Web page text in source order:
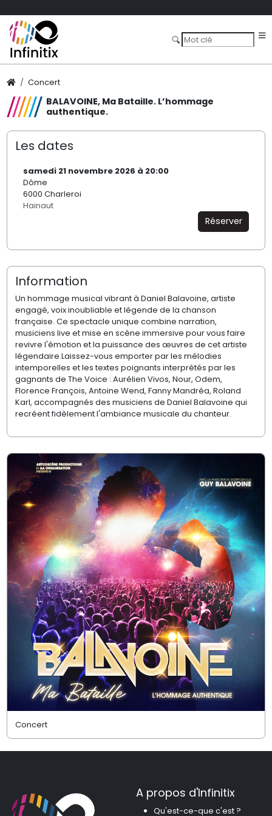
Concert
BALAVOINE, Ma Bataille. L’hommage
authentique.
Les dates
samedi 21 novembre 2026 à 20:00
Dôme
6000 Charleroi
Hainaut
Réserver
Information
Un hommage musical vibrant à Daniel Balavoine, artiste
engagé, voix inoubliable et légende de la chanson
française. Ce spectacle unique combine narration,
musiciens live et mise en scène immersive pour vous faire
revivre l'émotion et la puissance des œuvres de cet artiste
légendaire.Laissez-vous emporter par les mélodies
intemporelles et les textes poignants interprétés par les
gagnants de The Voice : Aurélien Vivos, Nour, Odem,
Florence François, Antoine Wend, Fanny Mandréa, Roland
Karl, accompagnés des musiciens de Daniel Balavoine qui
recréent fidèlement l'ambiance musicale du chanteur.
Concert
A propos d'Infinitix
Qu'est-ce-que c'est ?